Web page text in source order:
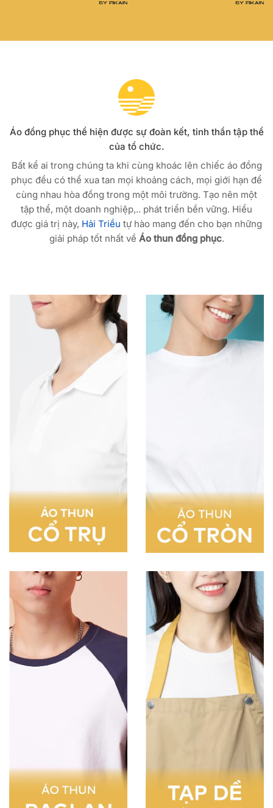
Áo đồng phục thể hiện được sự đoàn kết, tinh thần tập thể
của tổ chức.
Bất kể ai trong chúng ta khi cùng khoác lên chiếc áo đồng
phục đều có thể xua tan mọi khoảng cách, mọi giới hạn để
cùng nhau hòa đồng trong một môi trường. Tạo nên một
tập thể, một doanh nghiệp,.. phát triển bền vững. Hiểu
được giá trị này, Hải Triều tự hào mang đến cho bạn những
giải pháp tốt nhất về Áo thun đồng phục.